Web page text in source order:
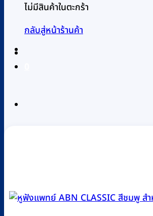
ไม่มีสินค้าในตะกร้า
กลับสู่หน้าร้านค้า